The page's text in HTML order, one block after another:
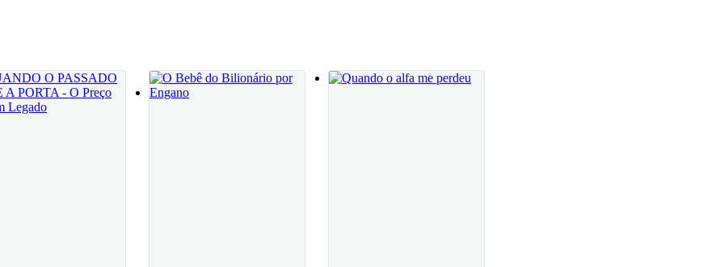
imóvel, enviava diversas mensagens para Gustavo.